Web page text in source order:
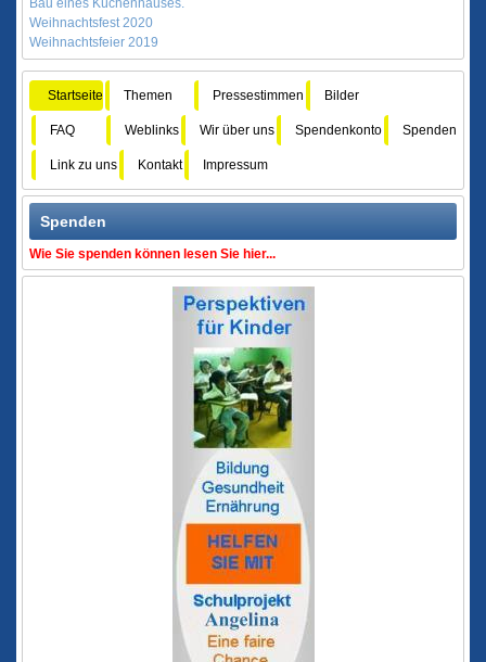
Bau eines Küchenhauses.
Weihnachtsfest 2020
Weihnachtsfeier 2019
Startseite Themen Pressestimmen Bilder
FAQ Weblinks Wir über uns Spendenkonto Spenden
Link zu uns Kontakt Impressum
Spenden
Wie Sie spenden können lesen Sie hier...